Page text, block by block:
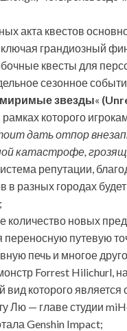
акта квестов
грандиозный
квесты для
сезонное
звезды«
рамках которого
дать отпор
катастрофе,
репутации,
в разных городах
количество новых
переносную путевую
печь и многое
Forrest Hilichurl,
вид которого является
Лю — главе студии
Genshin Impact;